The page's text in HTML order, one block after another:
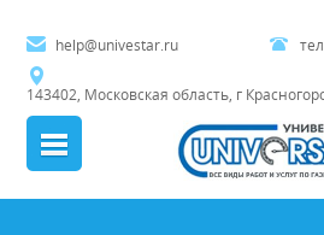
help@univestar.ru
143402, Московская область, г